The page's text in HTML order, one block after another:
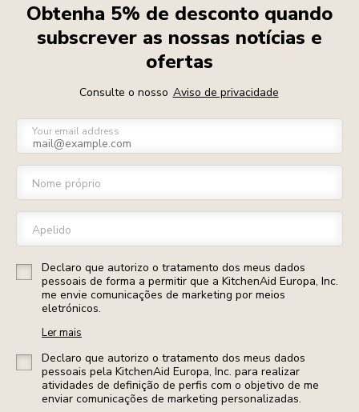
Obtenha 5% de desconto quando
subscrever as nossas notícias e
ofertas
Consulte o nosso Aviso de privacidade
Your email address
Nome próprio
Apelido
Declaro que autorizo o tratamento dos meus dados
pessoais de forma a permitir que a KitchenAid Europa, Inc.
me envie comunicações de marketing por meios
eletrónicos.
Ler mais
Declaro que autorizo o tratamento dos meus dados
pessoais pela KitchenAid Europa, Inc. para realizar
atividades de definição de perfis com o objetivo de me
enviar comunicações de marketing personalizadas.